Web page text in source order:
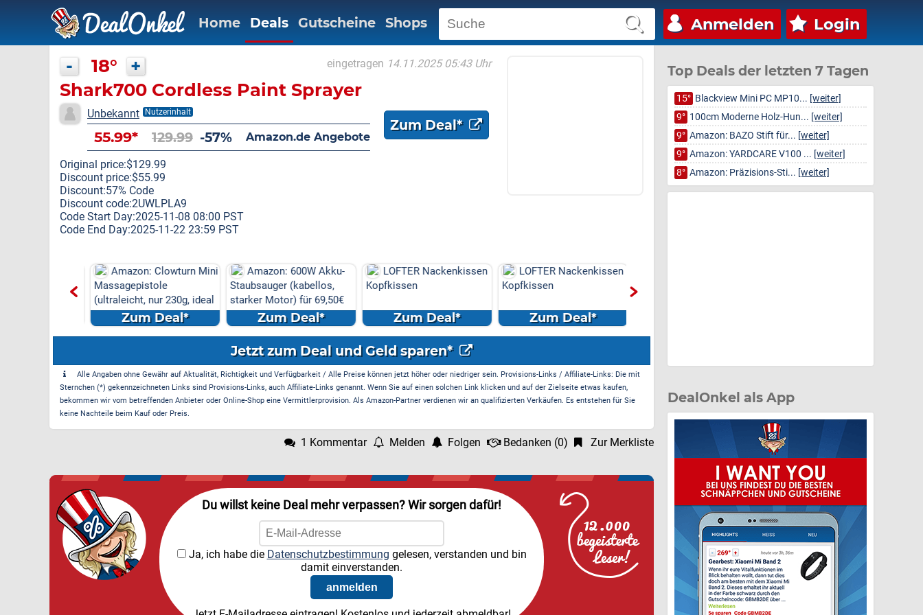
Anmelden Login
Home Deals Gutscheine Shops
- 18° + eingetragen 14.11.2025 05:43 Uhr
Shark700 Cordless Paint Sprayer
Unbekannt Nutzerinhalt
Zum Deal*
55.99* 129.99 -57% Amazon.de Angebote
Original price:$129.99
Discount price:$55.99
Discount:57% Code
Discount code:2UWLPLA9
Code Start Day:2025-11-08 08:00 PST
Code End Day:2025-11-22 23:59 PST
Amazon: Clowturn Mini
Massagepistole
(ultraleicht, nur 230g, ideal
...
Zum Deal*
Amazon: 600W Akku-
Staubsauger (kabellos,
starker Motor) für 69,50€
Zum Deal*
LOFTER Nackenkissen
Kopfkissen
Zum Deal*
LOFTER Nackenkissen
Kopfkissen
Zum Deal*
Jetzt zum Deal und Geld sparen*
Alle Angaben ohne Gewähr auf Aktualität, Richtigkeit und Verfügbarkeit / Alle Preise können jetzt höher oder niedriger sein. Provisions-Links / Affiliate-Links: Die mit
Sternchen (*) gekennzeichneten Links sind Provisions-Links, auch Affiliate-Links genannt. Wenn Sie auf einen solchen Link klicken und auf der Zielseite etwas kaufen,
bekommen wir vom betreffenden Anbieter oder Online-Shop eine Vermittlerprovision. Als Amazon-Partner verdienen wir an qualifizierten Verkäufen. Es entstehen für Sie
keine Nachteile beim Kauf oder Preis.
1 Kommentar Melden Folgen Bedanken (0) Zur Merkliste
Du willst keine Deal mehr verpassen? Wir sorgen dafür!
Ja, ich habe die Datenschutzbestimmung gelesen, verstanden und bin
damit einverstanden.
Top Deals der letzten 7 Tagen
15° Blackview Mini PC MP10... [weiter]
9° 100cm Moderne Holz-Hun... [weiter]
9° Amazon: BAZO Stift für... [weiter]
9° Amazon: YARDCARE V100 ... [weiter]
8° Amazon: Präzisions-Sti... [weiter]
DealOnkel als App